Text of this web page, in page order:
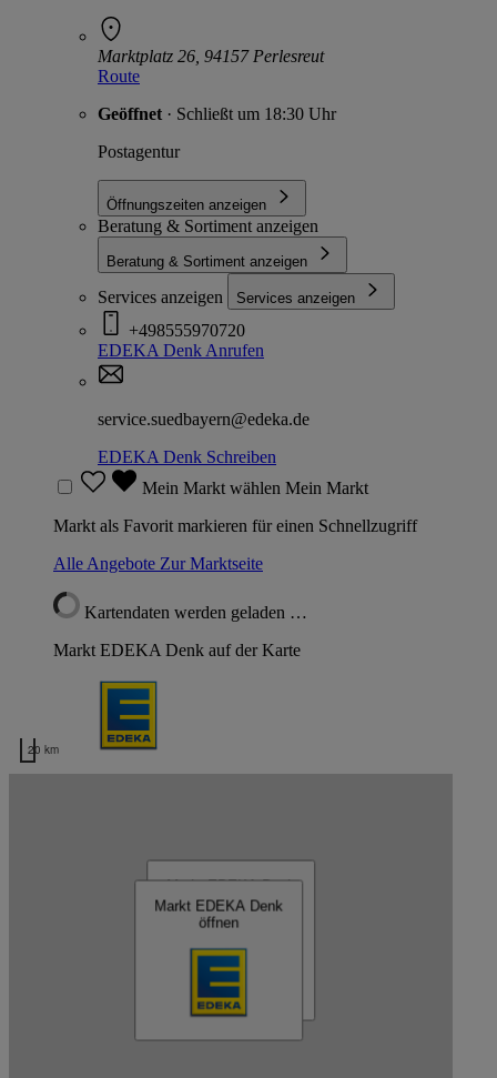
Marktplatz 26, 94157 Perlesreut
Route
Geöffnet · Schließt um 18:30 Uhr
Postagentur
Öffnungszeiten anzeigen
Beratung & Sortiment anzeigen
Beratung & Sortiment anzeigen
Services anzeigen Services anzeigen
+498555970720
EDEKA Denk Anrufen
service.suedbayern@edeka.de
EDEKA Denk Schreiben
Mein Markt wählen Mein Markt
Markt als Favorit markieren für einen Schnellzugriff
Alle Angebote Zur Marktseite
Kartendaten werden geladen …
Markt EDEKA Denk auf der Karte
Markt EDEKA Denk
öffnen
Markt EDEKA Denk
öffnen
20 km